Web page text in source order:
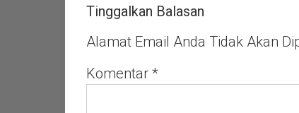
Tinggalkan Balasan
Alamat Email Anda Tidak Akan
Komentar *